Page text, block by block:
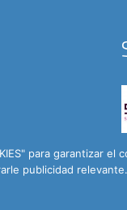
para
publicidad